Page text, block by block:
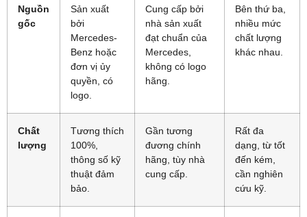
Nguồn
gốc
Sản xuất
bởi
Mercedes-
Benz hoặc
đơn vị ủy
quyền, có
logo.
Cung cấp bởi
nhà sản xuất
đạt chuẩn của
Mercedes,
không có logo
hãng.
Bên thứ ba,
nhiều mức
chất lượng
khác nhau.
Chất
lượng
Tương thích
100%,
thông số kỹ
thuật đảm
bảo.
Gần tương
đương chính
hãng, tùy nhà
cung cấp.
Rất đa
dạng, từ tốt
đến kém,
cần nghiên
cứu kỹ.